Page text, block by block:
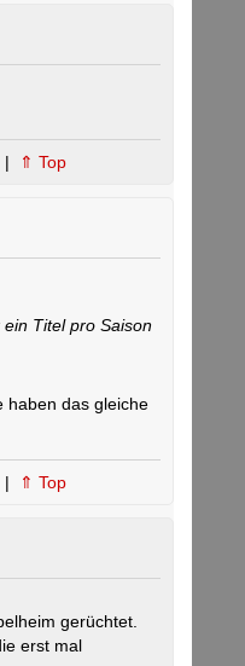
| ⇑ Top
ein Titel pro Saison
haben das gleiche
| ⇑ Top
gerüchtet.
erst mal